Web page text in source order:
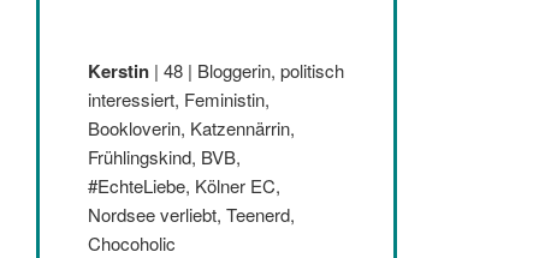
Kerstin | 48 | Bloggerin, politisch
interessiert, Feministin,
Bookloverin, Katzennärrin,
Frühlingskind, BVB,
#EchteLiebe, Kölner EC,
Nordsee verliebt, Teenerd,
Chocoholic